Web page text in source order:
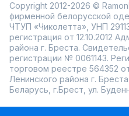
Copyright 2012-2026 ©
фирменной белорусской
ЧТУП «Чиколетта», УНП
регистрация от 12.10.2012
района г. Бреста.
регистрации № 0061143.
торговом реестре 564352
Ленинского района г.
Беларусь, г.Брест, ул.